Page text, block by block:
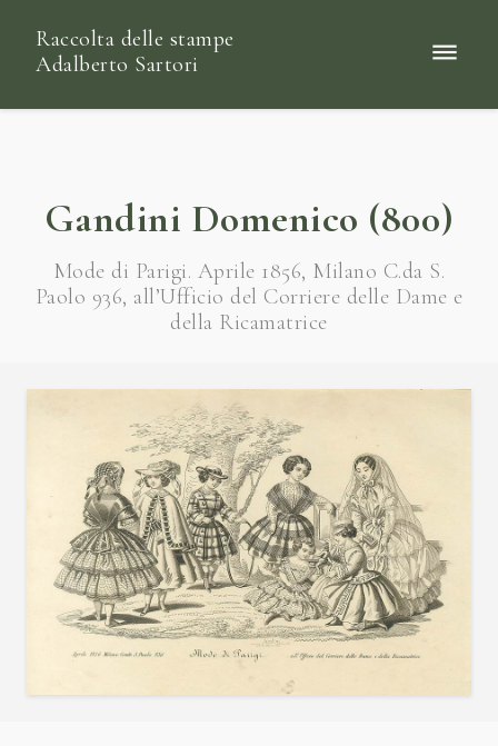
Raccolta delle stampe
Adalberto Sartori
Gandini Domenico (800)
Mode di Parigi. Aprile 1856, Milano C.da S.
Paolo 936, all’Ufficio del Corriere delle Dame e
della Ricamatrice